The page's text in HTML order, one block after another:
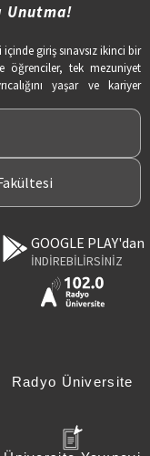
Unutma!
giriş sınavsız ikinci bir
öğrenciler, tek mezuniyet
yaşar ve kariyer
GOOGLE PLAY'dan
İNDİREBİLİRSİNİZ
Radyo Üniversite